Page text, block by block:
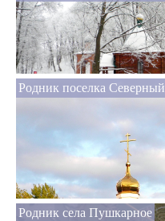
Родник поселка Северный
Родник села Пушкарное